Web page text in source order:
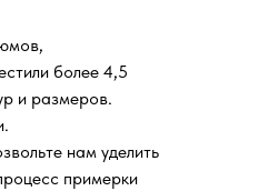
более 4,5
и размеров.
нам уделить
примерки